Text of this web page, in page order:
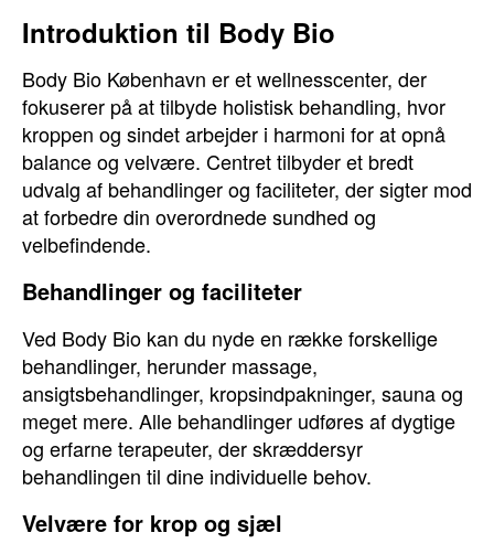
Introduktion til Body Bio
Body Bio København er et wellnesscenter, der
fokuserer på at tilbyde holistisk behandling, hvor
kroppen og sindet arbejder i harmoni for at opnå
balance og velvære. Centret tilbyder et bredt
udvalg af behandlinger og faciliteter, der sigter mod
at forbedre din overordnede sundhed og
velbefindende.
Behandlinger og faciliteter
Ved Body Bio kan du nyde en række forskellige
behandlinger, herunder massage,
ansigtsbehandlinger, kropsindpakninger, sauna og
meget mere. Alle behandlinger udføres af dygtige
og erfarne terapeuter, der skræddersyr
behandlingen til dine individuelle behov.
Velvære for krop og sjæl